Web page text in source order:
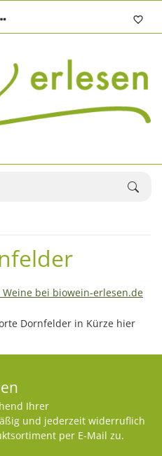
bei biowein-erlesen.de
Dornfelder in Kürze hier
Ihrer
und jederzeit widerruflich
per E-Mail zu.